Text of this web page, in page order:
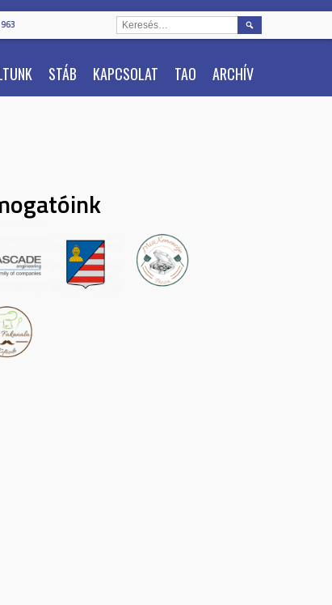
STÁB KAPCSOLAT TAO ARCHÍV
KERESÉS: